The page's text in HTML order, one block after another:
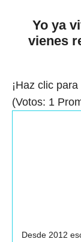
Yo ya
vienes
¡Haz clic
(Votos: 1
Desde 2012